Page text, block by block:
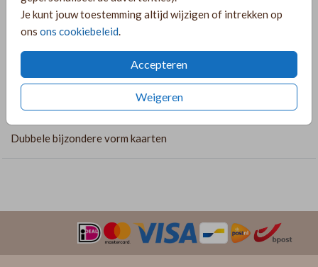
Je kunt jouw toestemming altijd wijzigen of intrekken op
ons ons cookiebeleid
Accepteren
Weigeren
Chique natuurlijke kleuren op deze mooie trouwkaart. De
trouwkaart heeft een beige achtergrond en een mauve
kaart wordt geleverd zonder lakzegel en lint. Je kunt de
lakzegel en het lint: Chiffon zijden lint ecru zoals op de foto
bijbestellen via de volgende links:
https://lindesigned.nl/lakzegels &
https://lindesigned.nl/touwtjes
Toon meer
COLLECTIE
Dubbele bijzondere vorm kaarten